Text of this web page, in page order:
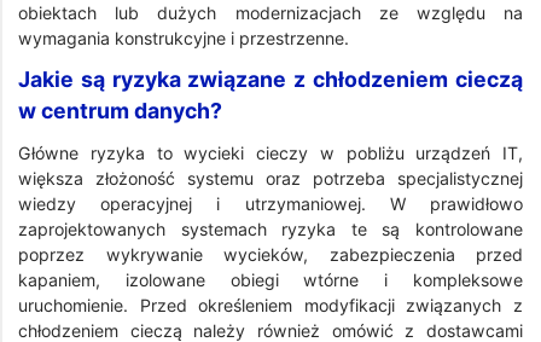
obiektach lub dużych modernizacjach ze względu na
wymagania konstrukcyjne i przestrzenne.
Jakie są ryzyka związane z chłodzeniem cieczą
w centrum danych?
Główne ryzyka to wycieki cieczy w pobliżu urządzeń IT,
większa złożoność systemu oraz potrzeba specjalistycznej
wiedzy operacyjnej i utrzymaniowej. W prawidłowo
zaprojektowanych systemach ryzyka te są kontrolowane
poprzez wykrywanie wycieków, zabezpieczenia przed
kapaniem, izolowane obiegi wtórne i kompleksowe
uruchomienie. Przed określeniem modyfikacji związanych z
chłodzeniem cieczą należy również omówić z dostawcami